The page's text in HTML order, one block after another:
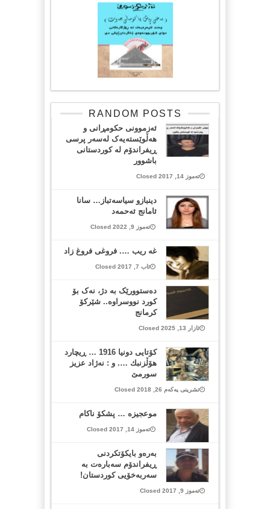
RANDOM POSTS
ئەزموونی حکومڕانی و
هەڵوێستەیەک لەسەر پرسی
ڕیفراندۆم لە کوردستانی
باشوور
تەموز 14, 2017 Closed
دینبازو سیاسەتباز… سانا
ئامانج ئەحمەد
تەموز 9, 2022 Closed
غە ریب …. فروغی فروغ زاد
ئاب 7, 2017 Closed
دەستوورێک بە دژ، نەک بۆ
کورد نووسراوە.. شێرکۆ
کرمانج
ئازار 13, 2025 Closed
كۆتایی دونیا 1916 … ڕیچارد
هۆڵزنبك …. و : نه‌ژاد عزیز
سورمێ
تشرینی یەکەم 26, 2018 Closed
موعجیزە … پشکۆ ناکام
تەموز 14, 2017 Closed
بەرەو بایکۆتکردنی
ڕیفراندۆم سەبارەت بە
سەربەخۆیی کوردستان!
تەموز 9, 2017 Closed